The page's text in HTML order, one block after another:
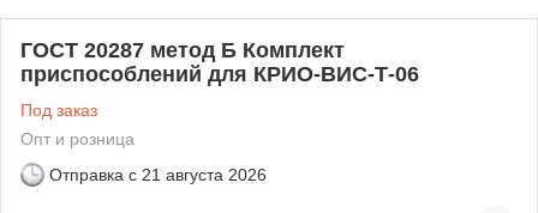
ГОСТ 20287 метод Б Комплект
приспособлений для КРИО‑ВИС‑Т‑06
Под заказ
Опт и розница
Отправка с 21 августа 2026